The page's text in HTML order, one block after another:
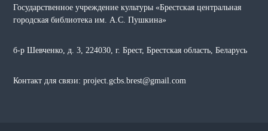
в
Государственное учреждение культуры «Брестская центральная
городская библиотека им. А.С. Пушкина»
б-р Шевченко, д. 3, 224030, г. Брест, Брестская область, Беларусь
Контакт для связи: project.gcbs.brest@gmail.com